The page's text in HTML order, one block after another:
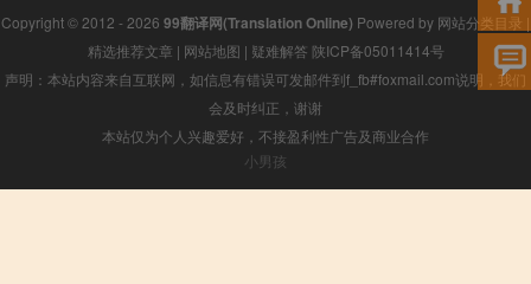
Copyright © 2012 - 2026 99翻译网(Translation Online) Powered by 网站分类目录 |
精选推荐文章 | 网站地图 | 疑难解答 陕ICP备05011414号
声明：本站内容来自互联网，如信息有错误可发邮件到f_fb#foxmail.com说明，我们
会及时纠正，谢谢
本站仅为个人兴趣爱好，不接盈利性广告及商业合作
小男孩